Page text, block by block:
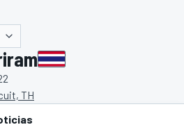
TH